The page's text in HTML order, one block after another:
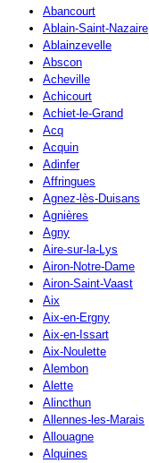
Abancourt
Ablain-Saint-Nazaire
Ablainzevelle
Abscon
Acheville
Achicourt
Achiet-le-Grand
Acq
Acquin
Adinfer
Affringues
Agnez-lès-Duisans
Agnières
Agny
Aire-sur-la-Lys
Airon-Notre-Dame
Airon-Saint-Vaast
Aix
Aix-en-Ergny
Aix-en-Issart
Aix-Noulette
Alembon
Alette
Alincthun
Allennes-les-Marais
Allouagne
Alquines